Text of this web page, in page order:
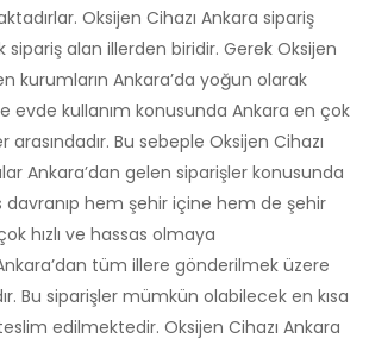
Oksijen Cihazı Ankara sipariş
alan illerden biridir. Gerek Oksijen
kurumların Ankara’da yoğun olarak
evde kullanım konusunda Ankara en çok
arasındadır. Bu sebeple Oksijen Cihazı
Ankara’dan gelen siparişler konusunda
davranıp hem şehir içine hem de şehir
hızlı ve hassas olmaya
tüm illere gönderilmek üzere
Bu siparişler mümkün olabilecek en kısa
edilmektedir. Oksijen Cihazı Ankara